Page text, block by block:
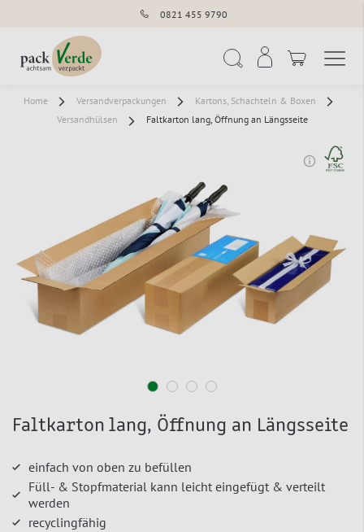
0821 455 9790
Home Versandverpackungen
Kartons, Schachteln & Boxen
Versandhülsen
Faltkarton lang, Öffnung an Längsseite
Faltkarton lang, Öffnung an Längsseite
einfach von oben zu befüllen
Füll- & Stopfmaterial kann leicht eingefügt & verteilt
werden
recyclingfähig